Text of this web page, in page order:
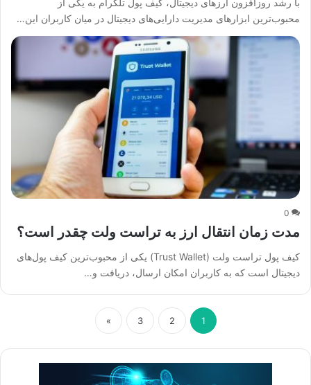
با رشد روزافزون ارزهای دیجیتال، کیف پول تلگرام به یکی از
محبوب‌ترین ابزارهای مدیریت دارایی‌های دیجیتال در میان کاربران این…
0
مدت زمان انتقال ارز به تراست ولت چقدر است؟
کیف پول تراست ولت (Trust Wallet) یکی از محبوب‌ترین کیف پول‌های
دیجیتال است که به کاربران امکان ارسال، دریافت و…
1
2
3
»